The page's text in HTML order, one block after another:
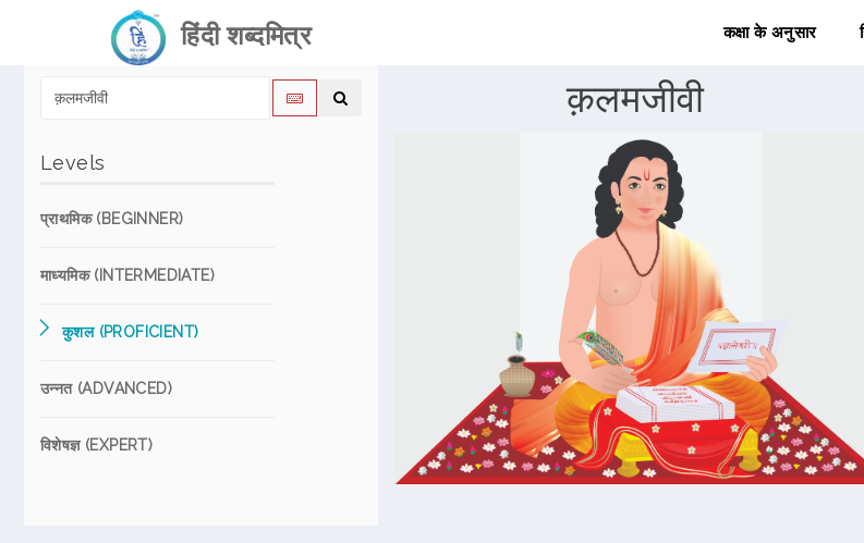
हिंदी शब्दमित्र कक्षा के अनुसार
Levels
प्राथमिक (BEGINNER)
माध्यमिक (INTERMEDIATE)
कुशल (PROFICIENT)
उन्नत (ADVANCED)
विशेषज्ञ (EXPERT)
क़लमजीवी